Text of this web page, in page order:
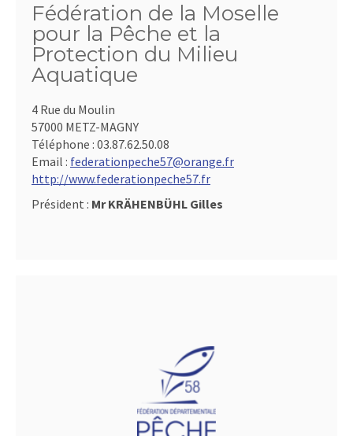
Fédération de la Moselle
pour la Pêche et la
Protection du Milieu
Aquatique
4 Rue du Moulin
57000 METZ-MAGNY
Téléphone : 03.87.62.50.08
Email : federationpeche57@orange.fr
http://www.federationpeche57.fr
Président : Mr KRÄHENBÜHL Gilles